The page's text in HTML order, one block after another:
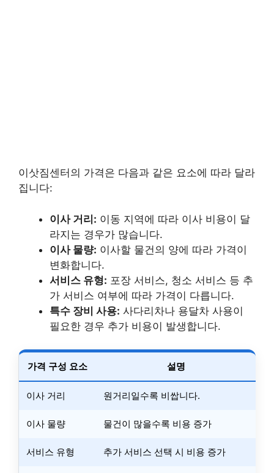
이삿짐센터의 가격은 다음과 같은 요소에 따라 달라
집니다:
이사 거리: 이동 지역에 따라 이사 비용이 달
라지는 경우가 많습니다.
이사 물량: 이사할 물건의 양에 따라 가격이
변화합니다.
서비스 유형: 포장 서비스, 청소 서비스 등 추
가 서비스 여부에 따라 가격이 다릅니다.
특수 장비 사용: 사다리차나 용달차 사용이
필요한 경우 추가 비용이 발생합니다.
가격 구성 요소 설명
이사 거리 원거리일수록 비쌉니다.
이사 물량 물건이 많을수록 비용 증가
서비스 유형 추가 서비스 선택 시 비용 증가